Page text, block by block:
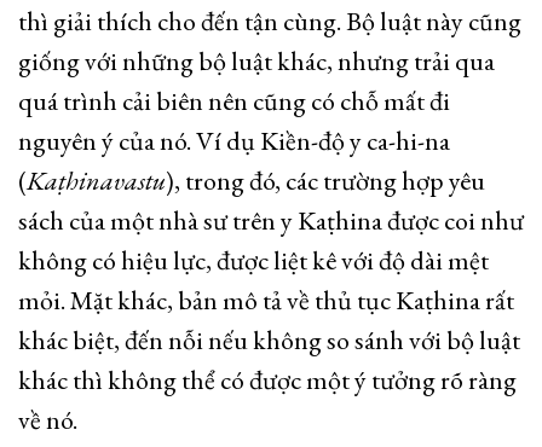
thì giải thích cho đến tận cùng. Bộ luật này cũng
giống với những bộ luật khác, nhưng trải qua
quá trình cải biên nên cũng có chỗ mất đi
nguyên ý của nó. Ví dụ Kiền-độ y ca-hi-na
(Kaṭhinavastu), trong đó, các trường hợp yêu
sách của một nhà sư trên y Kaṭhina được coi như
không có hiệu lực, được liệt kê với độ dài mệt
mỏi. Mặt khác, bản mô tả về thủ tục Kaṭhina rất
khác biệt, đến nỗi nếu không so sánh với bộ luật
khác thì không thể có được một ý tưởng rõ ràng
về nó.